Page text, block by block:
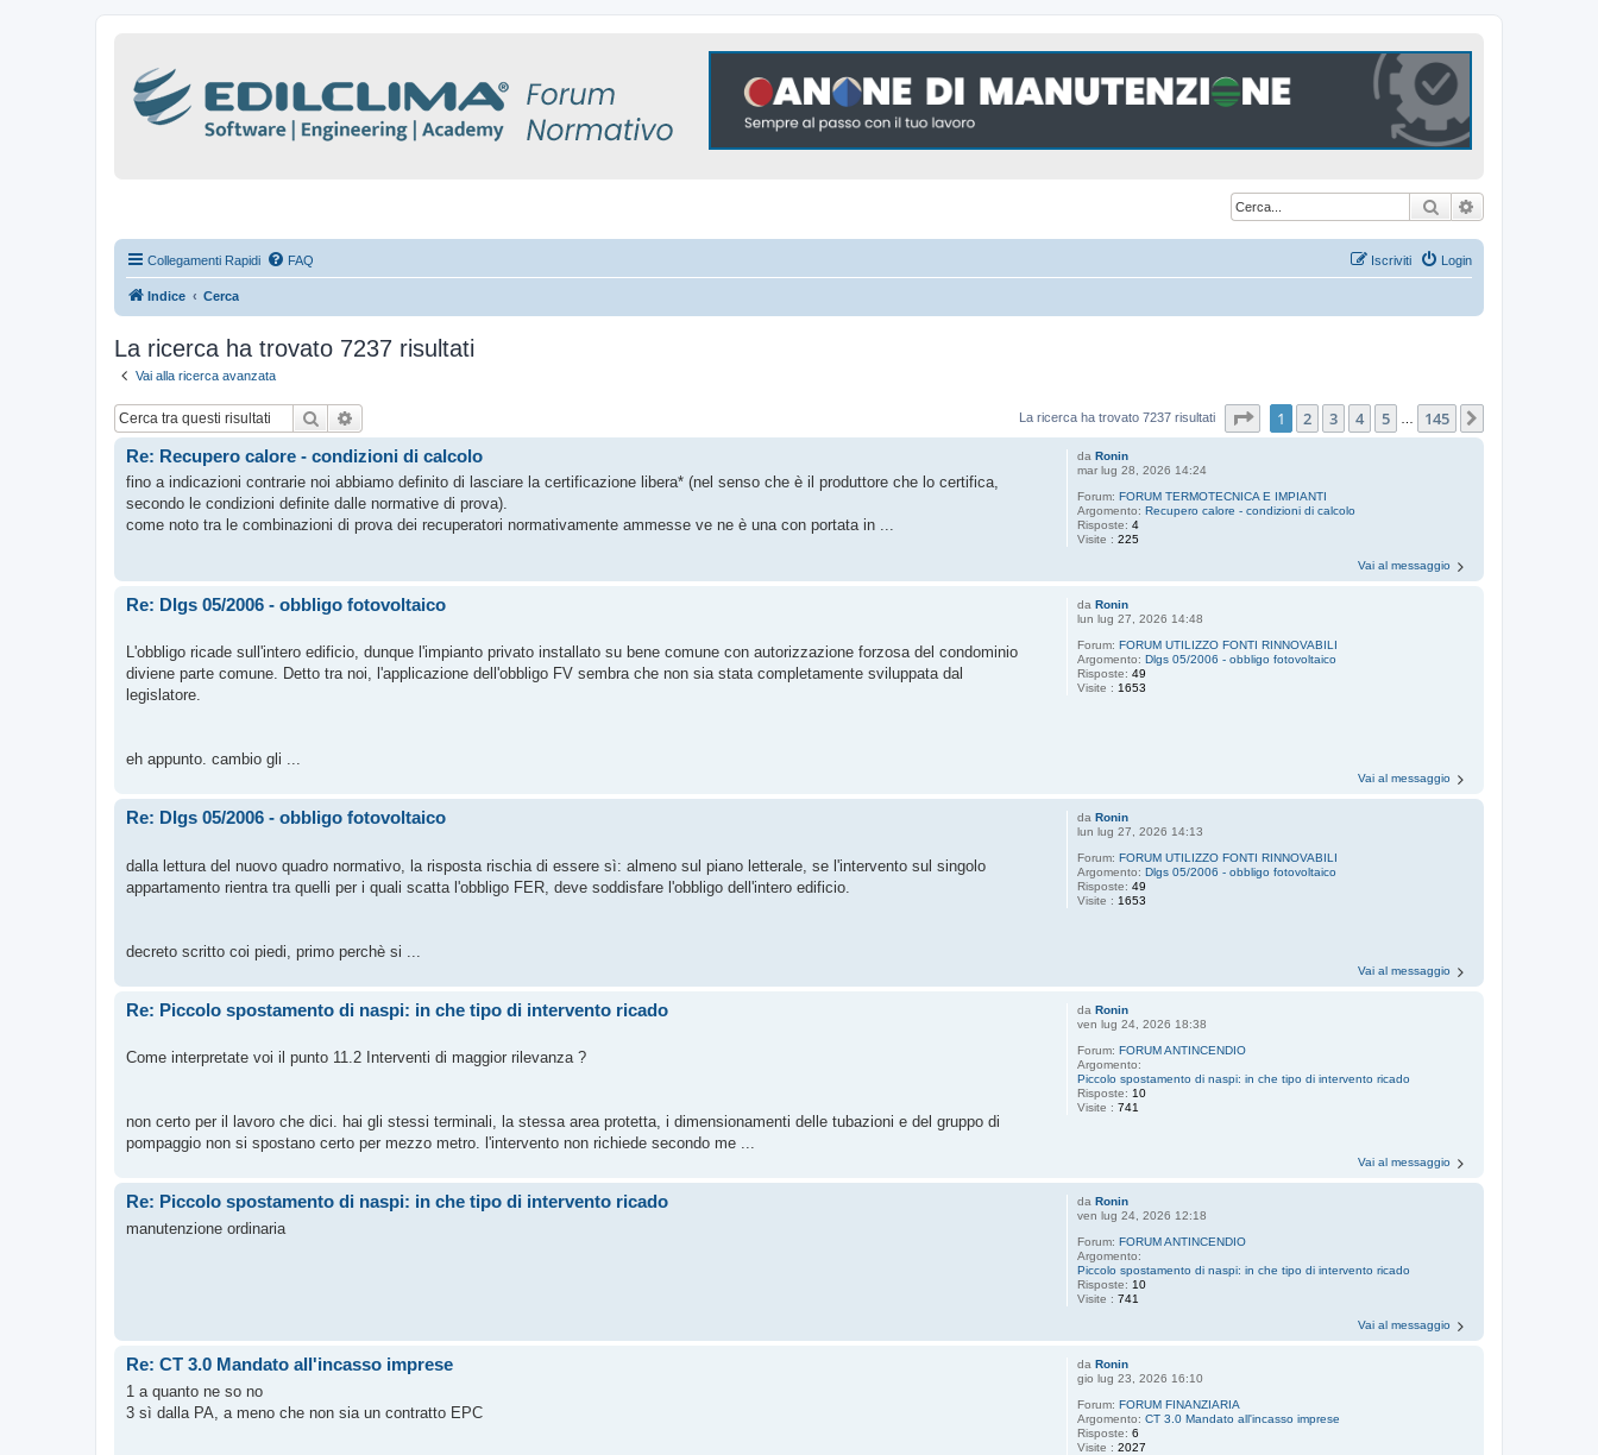
Cerca
Collegamenti Rapidi FAQ Login
Iscriviti
Indice Cerca
La ricerca ha trovato 7237 risultati
Vai alla ricerca avanzata
Cerca La ricerca ha trovato 7237 risultati Pagina1 di 145
1 2 3 4 5 145
daRonin
mar lug 28, 2026 14:24
Forum:FORUM TERMOTECNICA E IMPIANTI
Argomento:Recupero calore - condizioni di calcolo
Risposte:4
Visite :225
Re: Recupero calore - condizioni di calcolo
fino a indicazioni contrarie noi abbiamo definito di lasciare la certificazione libera* (nel senso che è il produttore che lo certifica,
secondo le condizioni definite dalle normative di prova).
come noto tra le combinazioni di prova dei recuperatori normativamente ammesse ve ne è una con portata in ...
Vai al messaggio
daRonin
lun lug 27, 2026 14:48
Forum:FORUM UTILIZZO FONTI RINNOVABILI
Argomento:Dlgs 05/2006 - obbligo fotovoltaico
Risposte:49
Visite : 1653
Re: Dlgs 05/2006 - obbligo fotovoltaico
L'obbligo ricade sull'intero edificio, dunque l'impianto privato installato su bene comune con autorizzazione forzosa del condominio
diviene parte comune. Detto tra noi, l'applicazione dell'obbligo FV sembra che non sia stata completamente sviluppata dal
legislatore.
eh appunto. cambio gli ...
Vai al messaggio
daRonin
lun lug 27, 2026 14:13
Forum:FORUM UTILIZZO FONTI RINNOVABILI
Argomento:Dlgs 05/2006 - obbligo fotovoltaico
Risposte:49
Visite : 1653
Re: Dlgs 05/2006 - obbligo fotovoltaico
dalla lettura del nuovo quadro normativo, la risposta rischia di essere sì: almeno sul piano letterale, se l'intervento sul singolo
appartamento rientra tra quelli per i quali scatta l'obbligo FER, deve soddisfare l'obbligo dell'intero edificio.
decreto scritto coi piedi, primo perchè si ...
Vai al messaggio
daRonin
ven lug 24, 2026 18:38
Forum:FORUM ANTINCENDIO
Argomento:
Piccolo spostamento di naspi: in che tipo di intervento ricado
Risposte: 10
Visite :741
Re: Piccolo spostamento di naspi: in che tipo di intervento ricado
Come interpretate voi il punto 11.2 Interventi di maggior rilevanza ?
non certo per il lavoro che dici. hai gli stessi terminali, la stessa area protetta, i dimensionamenti delle tubazioni e del gruppo di
pompaggio non si spostano certo per mezzo metro. l'intervento non richiede secondo me ...
Vai al messaggio
daRonin
ven lug 24, 2026 12:18
Forum:FORUM ANTINCENDIO
Argomento:
Piccolo spostamento di naspi: in che tipo di intervento ricado
Risposte: 10
Visite :741
Re: Piccolo spostamento di naspi: in che tipo di intervento ricado
manutenzione ordinaria
Vai al messaggio
daRonin
gio lug 23, 2026 16:10
Forum:FORUM FINANZIARIA
Argomento:CT 3.0 Mandato all'incasso imprese
Risposte:6
Visite :2027
Re: CT 3.0 Mandato all'incasso imprese
1 a quanto ne so no
3 sì dalla PA, a meno che non sia un contratto EPC